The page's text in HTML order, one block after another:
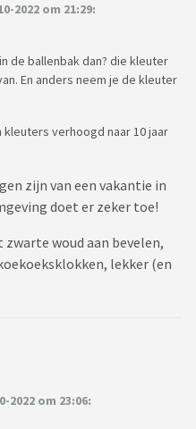
2022 om 21:29:
de ballenbak dan? die kleuter
En anders neem je de kleuter
verhoogd naar 10 jaar
zijn van een vakantie in
doet er zeker toe!
woud aan bevelen,
lekker (en
om 23:06: